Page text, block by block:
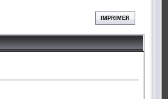
IMPRIMER